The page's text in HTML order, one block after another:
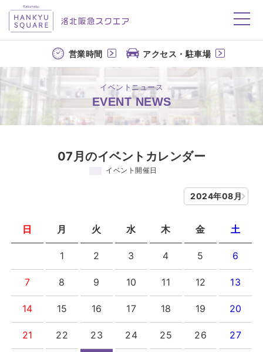
洛北阪急スクエア
営業時間 アクセス・駐車場
イベントニュース
EVENT NEWS
07月のイベントカレンダー
イベント開催日
2024年08月
日 月 火 水 木 金 土
1 2 3 4 5 6
7 8 9 10 11 12 13
14 15 16 17 18 19 20
21 22 23 24 25 26 27